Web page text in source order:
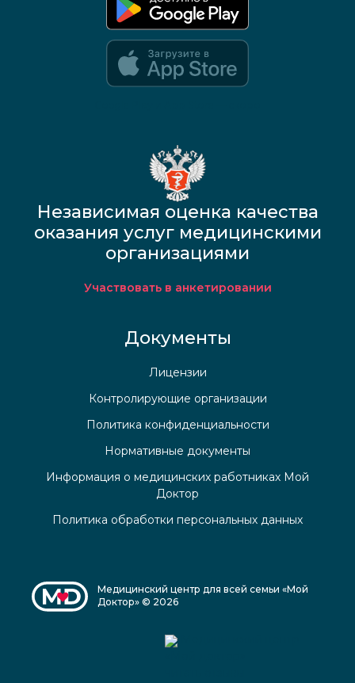
Независимая оценка качества
оказания услуг медицинскими
организациями
Участвовать в анкетировании
Документы
Лицензии
Контролирующие организации
Политика конфиденциальности
Нормативные документы
Информация о медицинских работниках Мой
Доктор
Политика обработки персональных данных
Медицинский центр для всей семьи «Мой
Доктор» © 2026